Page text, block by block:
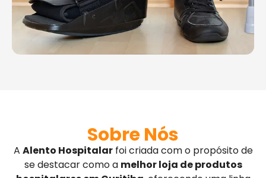
Sobre Nós
A Alento Hospitalarfoi criada com o propósito de
se destacar como a melhor loja de produtos